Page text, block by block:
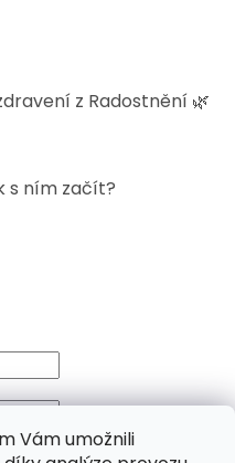
Vám umožnili
z Radostnění 🌿
s ním začít?